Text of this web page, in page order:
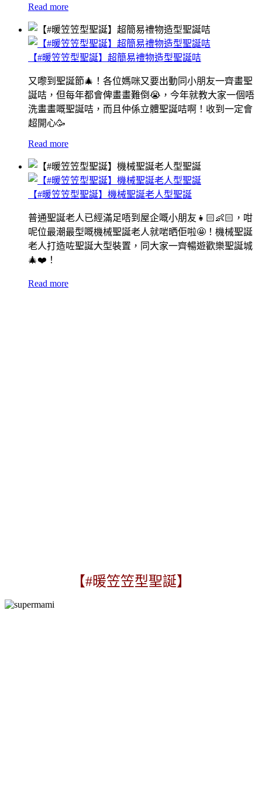
Read more
【#暖笠笠型聖誕】超簡易禮物造型聖誕咭
又嚟到聖誕節🎄！各位媽咪又要出動同小朋友一齊畫聖
誕咭，但每年都會俾畫畫難倒😭，今年就教大家一個唔
洗畫畫嘅聖誕咭，而且仲係立體聖誕咭啊！收到一定會
超開心🥳
Read more
【#暖笠笠型聖誕】機械聖誕老人型聖誕
普通聖誕老人已經滿足唔到屋企嘅小朋友👧🏻👶🏻，咁
呢位最潮最型嘅機械聖誕老人就啱晒佢啦🤩！機械聖誕
老人打造咗聖誕大型裝置，同大家一齊暢遊歡樂聖誕城
🎄❤️！
Read more
【#暖笠笠型聖誕】